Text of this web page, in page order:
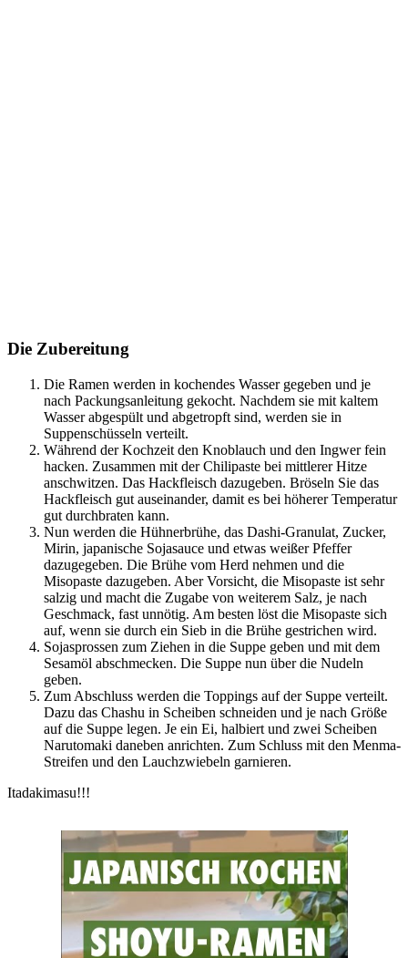
Die Zubereitung
Die Ramen werden in kochendes Wasser gegeben und je
nach Packungsanleitung gekocht. Nachdem sie mit kaltem
Wasser abgespült und abgetropft sind, werden sie in
Suppenschüsseln verteilt.
Während der Kochzeit den Knoblauch und den Ingwer fein
hacken. Zusammen mit der Chilipaste bei mittlerer Hitze
anschwitzen. Das Hackfleisch dazugeben. Bröseln Sie das
Hackfleisch gut auseinander, damit es bei höherer Temperatur
gut durchbraten kann.
Nun werden die Hühnerbrühe, das Dashi-Granulat, Zucker,
Mirin, japanische Sojasauce und etwas weißer Pfeffer
dazugegeben. Die Brühe vom Herd nehmen und die
Misopaste dazugeben. Aber Vorsicht, die Misopaste ist sehr
salzig und macht die Zugabe von weiterem Salz, je nach
Geschmack, fast unnötig. Am besten löst die Misopaste sich
auf, wenn sie durch ein Sieb in die Brühe gestrichen wird.
Sojasprossen zum Ziehen in die Suppe geben und mit dem
Sesamöl abschmecken. Die Suppe nun über die Nudeln
geben.
Zum Abschluss werden die Toppings auf der Suppe verteilt.
Dazu das Chashu in Scheiben schneiden und je nach Größe
auf die Suppe legen. Je ein Ei, halbiert und zwei Scheiben
Narutomaki daneben anrichten. Zum Schluss mit den Menma-
Streifen und den Lauchzwiebeln garnieren.
Itadakimasu!!!